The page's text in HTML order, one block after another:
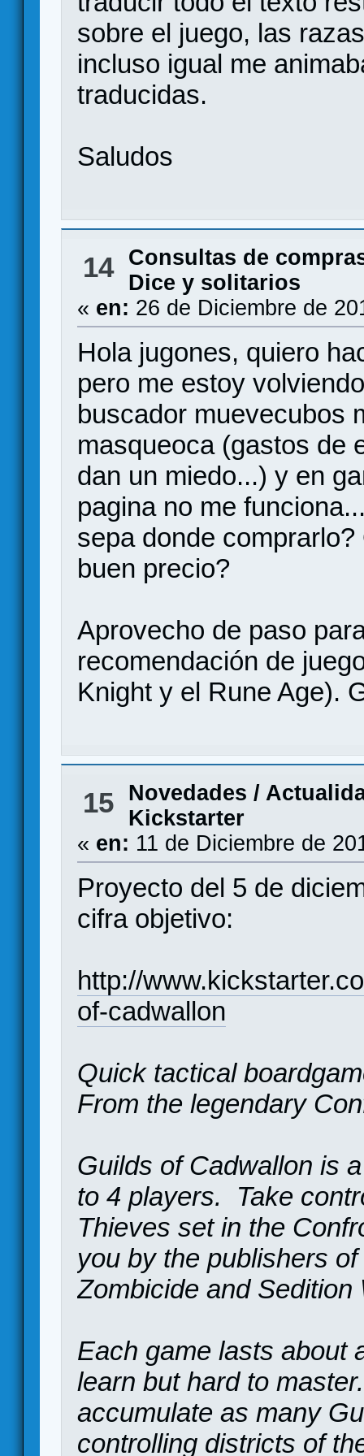
sobre el juego, las
incluso igual me
traducidas.
Saludos
14
Consultas de
Dice y solitarios
« en: 26 de Diciembre de
Hola jugones, quiero
pero me estoy
buscador muevecubos
masqueoca (gastos de
dan un miedo...) y en
pagina no me
sepa donde
buen precio?
Aprovecho de paso
recomendación de
Knight y el Rune Age).
15
Novedades /
Kickstarter
« en: 11 de Diciembre de
Proyecto del 5 de
cifra objetivo:
http://
of-cadwallon
Quick tactical
From the legendary
Guilds of Cadwallon is
to 4 players. Take
Thieves set in the
you by the publishers
Zombicide and Sedition
Each game lasts about
learn but hard to
accumulate as many
controlling districts of